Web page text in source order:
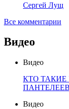
Сергей Лущ
Все комментарии
Видео
Видео
КТО ТАКИЕ
ПАНТЕЛЕЕВ -
Видео